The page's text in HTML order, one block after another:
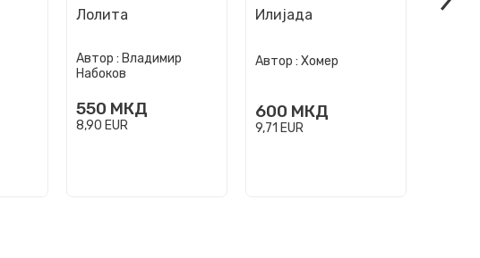
Лолита
Автор : Владимир
Набоков
550 МКД
8,90 EUR
Илијада
Автор : Хомер
600 МКД
9,71 EUR